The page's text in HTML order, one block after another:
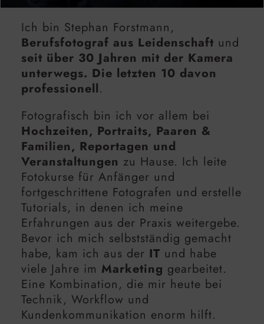
Ich bin Stephan Forstmann,
Berufsfotograf aus Leidenschaft und
seit über 30 Jahren mit der Kamera
unterwegs. Die letzten 10 davon
professionell.
Fotografisch bin ich vor allem bei
Hochzeiten, Portraits, Paaren &
Familien, Reportagen und
Veranstaltungen zu Hause. Ich leite
Fotokurse für Anfänger und
fortgeschrittene Fotografen und erstelle
Tutorials, in denen ich meine
Erfahrungen aus der Praxis weitergebe.
Bevor ich mich selbstständig gemacht
habe, kam ich aus der IT und habe
viele Jahre im Marketing gearbeitet.
Eine Kombination, die mir heute bei
Technik, Workflow und
Kundenkommunikation enorm hilft.